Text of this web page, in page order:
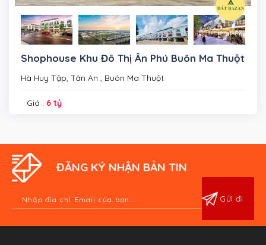
Shophouse Khu Đô Thị Ân Phú Buôn Ma Thuột
Hà Huy Tập, Tân An , Buôn Ma Thuột
Giá : 6 tỷ
ĐĂNG KÝ NHẬN BẢN TIN